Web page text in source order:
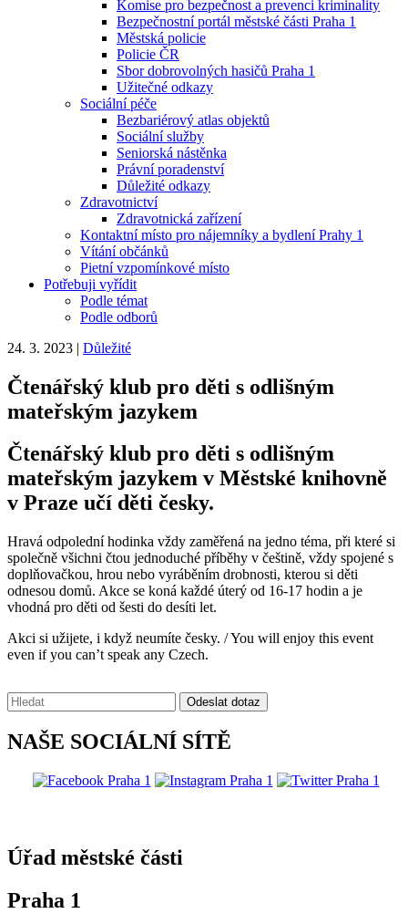
Komise pro bezpečnost a prevenci kriminality
Bezpečnostní portál městské části Praha 1
Městská policie
Policie ČR
Sbor dobrovolných hasičů Praha 1
Užitečné odkazy
Sociální péče
Bezbariérový atlas objektů
Sociální služby
Seniorská nástěnka
Právní poradenství
Důležité odkazy
Zdravotnictví
Zdravotnická zařízení
Kontaktní místo pro nájemníky a bydlení Prahy 1
Vítání občánků
Pietní vzpomínkové místo
Potřebuji vyřídit
Podle témat
Podle odborů
24. 3. 2023 | Důležité
Čtenářský klub pro děti s odlišným
mateřským jazykem
Čtenářský klub pro děti s odlišným
mateřským jazykem v Městské knihovně
v Praze učí děti česky.
Hravá odpolední hodinka vždy zaměřená na jedno téma, při které si
společně všichni čtou jednoduché příběhy v češtině, vždy spojené s
doplňovačkou, hrou nebo vyráběním drobnosti, kterou si děti
odnesou domů. Akce se koná každé úterý od 16-17 hodin a je
vhodná pro děti od šesti do desíti let.
Akci si užijete, i když neumíte česky. / You will enjoy this event
even if you can’t speak any Czech.
Vyhledávání: Odeslat dotaz
NAŠE SOCIÁLNÍ SÍTĚ
Úřad městské části
Praha 1